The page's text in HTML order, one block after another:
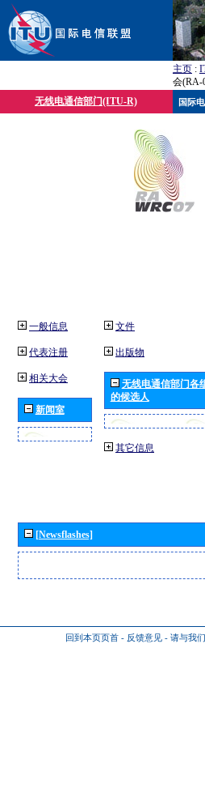
主页 :
会(RA-
无线电通信部门(ITU-R)
一般信息
代表注册
相关大会
新闻室
文件
出版物
无线电通信部门各
的候选人
其它信息
[Newsflashes]
回到本页页首 - 反馈意见 - 请与我
国际